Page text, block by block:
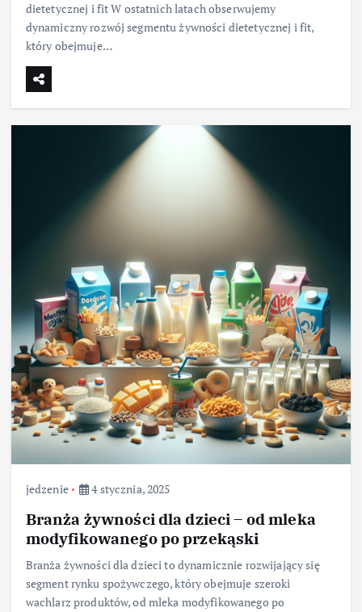
dietetycznej i fit W ostatnich latach obserwujemy
dynamiczny rozwój segmentu żywności dietetycznej i fit,
który obejmuje…
jedzenie 4 stycznia, 2025
Branża żywności dla dzieci – od mleka
modyfikowanego po przekąski
Branża żywności dla dzieci to dynamicznie rozwijający się
segment rynku spożywczego, który obejmuje szeroki
wachlarz produktów, od mleka modyfikowanego po